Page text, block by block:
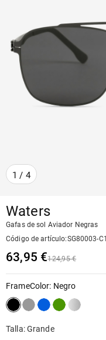
1 / 4
Waters
Gafas de sol Aviador Negras
Código de artículo:SG80003-C1
63,95 €124,95 €
FrameColor: Negro
Talla: Grande